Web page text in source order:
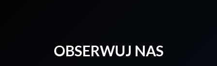
OBSERWUJ NAS